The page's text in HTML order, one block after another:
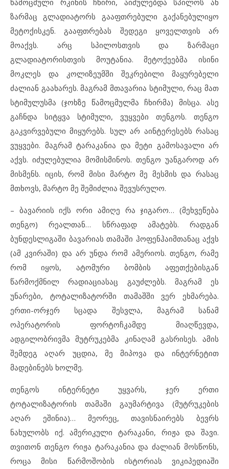
ზარმაც გლადიატორს გააფთრებული გაქანებულიყო
მეტოქისკენ. გააფთრებას შედეგი ყოველთვის არ
მოაქვს. არც სპილოსთვის და ზარმაცი
გლადიატორისთვის მოუტანია. მეტოქეებმა ისინი
მოკლეს და კოლიზეუმში შეკრებილი მაყურებელი
ძალიან გაახარეს. მაგრამ მთავარია სტიმული, რაც მათ
სტიმულუსმა (ჯოხზე წამოცმულმა ჩხირმა) მისცა. ასე
გაჩნდა სიტყვა სტიმული, ვუყვები თენგოს. თენგო
გაკვირვებული მიყურებს. სულ არ აინტერესებს რასაც
ვუყვები. მაგრამ ტარაკანია და მეტი გამოსავალი არ
აქვს. იძულებულია მომისმინოს. თენგო უანგაროდ არ
მისმენს. იცის, რომ მისი მარტო მე მესმის და რასაც
მთხოვს, მარტო მე შემიძლია შევუსრულო.
– ბავარიის იქს ორი ამიღე რა ჯიგარო… (მეხვეწება
თენგო) რეალთან… სწრაფად ამატებს. რადგან
ბუნდესლიგაში ბავარიას თამაში ჰოფენჰაიმთანაც აქვს
(ამ კვირაში) და არ უნდა რომ ამერიოს. თენგო, რამე
რომ იყოს, ატომური ბომბის აფეთქებისგან
წარმოქმნილ რადიაციასაც გაუძლებს. მაგრამ ეს
უნარები, ტოტალიზატორში თამაშში ვერ ეხმარება.
ერთი-ორჯერ სცადა შესვლა, მაგრამ სანამ
ოპერატორის ფორტოჩკამდე მიაღწევდა,
ადგილობრივმა მუტრუკებმა კინაღამ გასრისეს. ამის
შემდეგ აღარ უცდია, მე მიპოვა და ინტერნეტით
მადებინებს ხოლმე.
თენგოს ინტერნეტი უყვარს, ჯერ ერთი
ტოტალიზატორის თამაში გაუმარტივა (მუტრუკების
აღარ ეშინია)… მეორეც, თავისნაირებს ბევრს
ნახულობს იქ. ამერიკული ტარაკანი, რიჟა და შავი.
თვითონ თენგო რიჟა ტარაკანია და ძალიან მოსწონს,
როცა მისი წარმოშობის ისტორიას ვიკიპედიაში